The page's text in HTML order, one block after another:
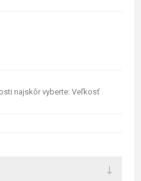
najskôr vyberte: Veľkosť